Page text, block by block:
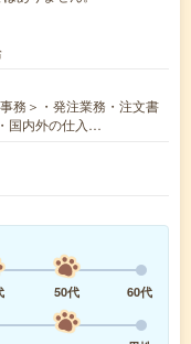
務＞・発注業務・注文書
国内外の仕入…
50代
60代